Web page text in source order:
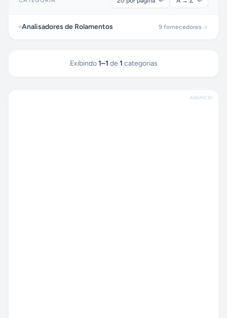
Analisadores de Rolamentos 9 fornecedores
Exibindo 1–1 de 1 categorias
ANÚNCIO